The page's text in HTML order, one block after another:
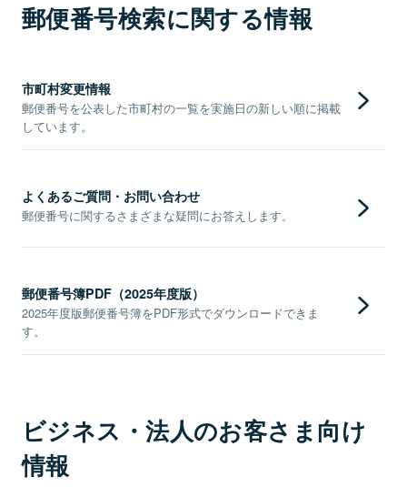
郵便番号検索に関する情報
市町村変更情報
郵便番号を公表した市町村の一覧を実施日の新しい順に掲載
しています。
よくあるご質問・お問い合わせ
郵便番号に関するさまざまな疑問にお答えします。
郵便番号簿PDF（2025年度版）
2025年度版郵便番号簿をPDF形式でダウンロードできま
す。
ビジネス・法人のお客さま向け
情報